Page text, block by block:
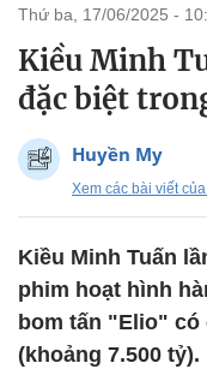
thứ ba, 17/06/2025 -
Kiều Minh
đặc biệt
Huyền My
Xem các bài viết
Kiều Minh Tuấn
phim hoạt hình
bom tấn "Elio" có
(khoảng 7.500 tỷ).